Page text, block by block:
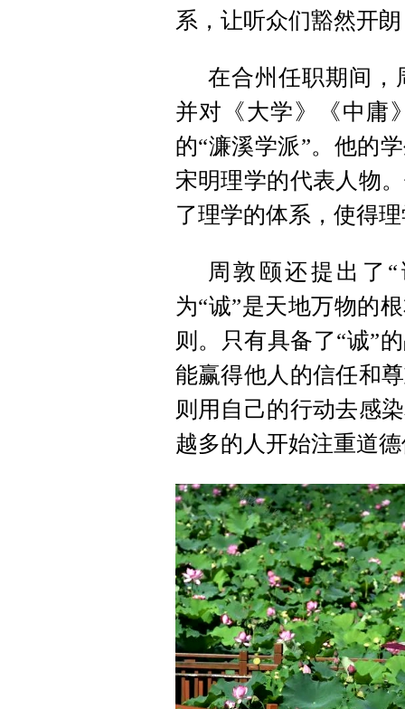
系，让听众们豁然开
在合州任职期间，
并对《大学》《中庸
的“濂溪学派”。他的
宋明理学的代表人物
了理学的体系，使得
周敦颐还提出了
为“诚”是天地万物的
则。只有具备了“诚”
能赢得他人的信任和
则用自己的行动去感
越多的人开始注重道